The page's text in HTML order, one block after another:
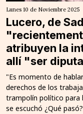
Lunes 10 de Noviembre 2025
Lucero, de
atribuyen la
allí "ser
"Es momento de
derechos de los
trampolín político para
se escuchó ¿Qué pasó?